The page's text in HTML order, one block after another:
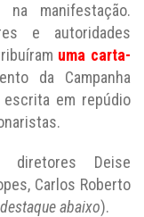
na manifestação.
e autoridades
uma carta-
da Campanha
em repúdio
diretores Deise
Carlos Roberto
abaixo).